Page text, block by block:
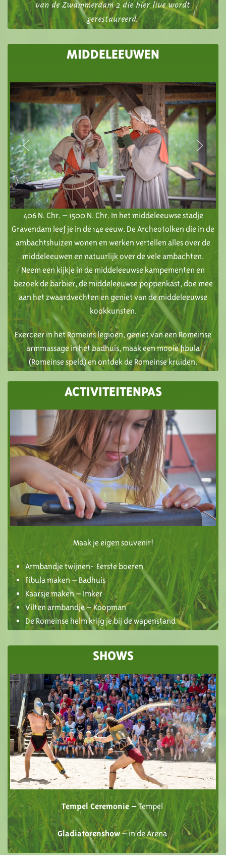
van de Zwammerdam 2 die hier live wordt
gerestaureerd.
MIDDELEEUWEN
406 N. Chr. – 1500 N. Chr. In het middeleeuwse stadje
Gravendam leef je in de 14e eeuw. De Archeotolken die in de
ambachtshuizen wonen en werken vertellen alles over de
middeleeuwen en natuurlijk over de vele ambachten.
Neem een kijkje in de middeleeuwse kampementen en
bezoek de barbier, de middeleeuwse poppenkast, doe mee
aan het zwaardvechten en geniet van de middeleeuwse
kookkunsten.
Exerceer in het Romeins legioen, geniet van een Romeinse
armmassage in het badhuis, maak een mooie fibula
(Romeinse speld) en ontdek de Romeinse kruiden.
ACTIVITEITENPAS
Maak je eigen souvenir!
Armbandje twijnen- Eerste boeren
Fibula maken – Badhuis
Kaarsje maken – Imker
Vilten armbandje – Koopman
De Romeinse helm krijg je bij de wapenstand
SHOWS
Tempel Ceremonie –Tempel
Gladiatorenshow– in de Arena